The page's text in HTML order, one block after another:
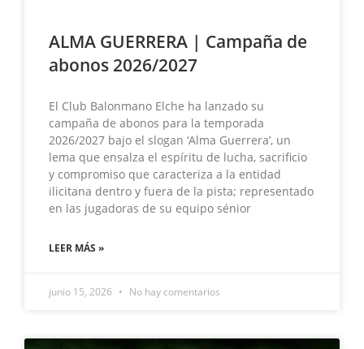
ALMA GUERRERA | Campaña de
abonos 2026/2027
El Club Balonmano Elche ha lanzado su
campaña de abonos para la temporada
2026/2027 bajo el slogan ‘Alma Guerrera’, un
lema que ensalza el espíritu de lucha, sacrificio
y compromiso que caracteriza a la entidad
ilicitana dentro y fuera de la pista; representado
en las jugadoras de su equipo sénior
LEER MÁS »
junio 15, 2026 No hay comentarios